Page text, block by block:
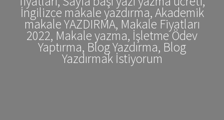
İngilizce makale yazdırma, Akademik
makale YAZDIRMA, Makale Fiyatları
2022, Makale yazma, İşletme Ödev
Yaptırma, Blog Yazdırma, Blog
Yazdırmak İstiyorum